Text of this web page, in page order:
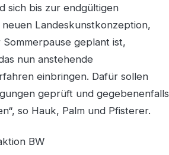
sich bis zur endgültigen
Landeskunstkonzeption,
geplant ist,
nun anstehende
einbringen. Dafür sollen
geprüft und gegebenenfalls
so Hauk, Palm und Pfisterer.
BW